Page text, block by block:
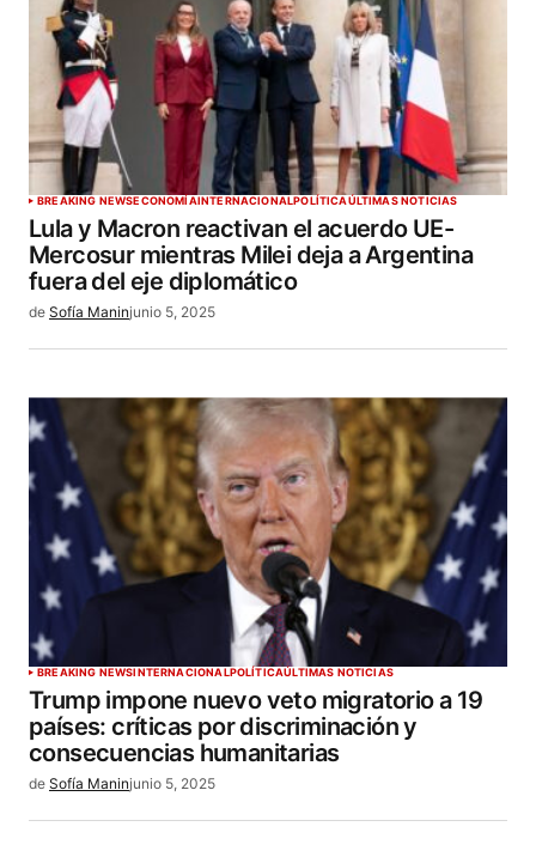
BREAKING NEWSECONOMÍAINTERNACIONALPOLÍTICAÚLTIMAS NOTICIAS
Lula y Macron reactivan el acuerdo UE-
Mercosur mientras Milei deja a Argentina
fuera del eje diplomático
de Sofía Maninjunio 5, 2025
BREAKING NEWSINTERNACIONALPOLÍTICAÚLTIMAS NOTICIAS
Trump impone nuevo veto migratorio a 19
países: críticas por discriminación y
consecuencias humanitarias
de Sofía Maninjunio 5, 2025